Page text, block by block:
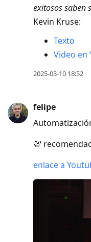
exitosos saben
Kevin Kruse:
Texto
Video en
2025-03-10 18:52
felipe
💯
enlace a